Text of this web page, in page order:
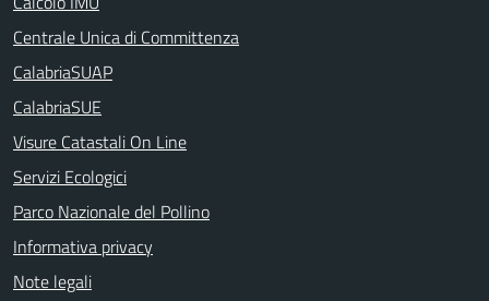
Centrale Unica di Committenza
CalabriaSUAP
CalabriaSUE
Visure Catastali On Line
Servizi Ecologici
Parco Nazionale del Pollino
Informativa privacy
Note legali